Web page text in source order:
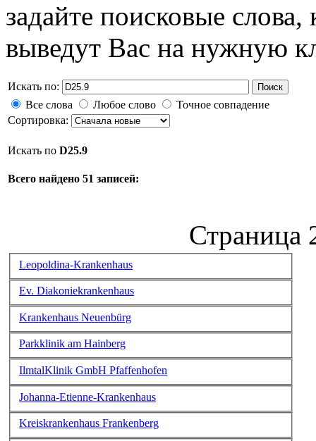
задайте поисковые
выведут Вас на нужную
Искать по: Поиск
Все слова Любое слово
Точное совпадение
Сортировка:
Искать по D25.9
Всего найдено 51 записей:
Страница
Leopoldina-Krankenhaus
Ev. Diakoniekrankenhaus
Krankenhaus Neuenbürg
Parkklinik am Hainberg
IlmtalKlinik GmbH Pfaffenhofen
Johanna-Etienne-Krankenhaus
Kreiskrankenhaus Frankenberg